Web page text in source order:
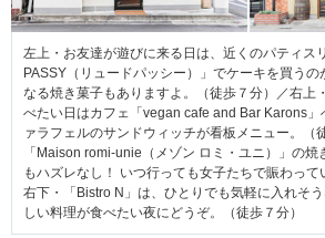
左上・お友達が遊びに来る日は、近くのパティス
PASSY（リュードパッシー）」でケーキを買う
なる焼き菓子もありますよ。（徒歩７分）／右上
べたい日はカフェ「vegan cafe and Bar Karons」
ァラフェルのサンドウィッチが看板メニュー。（
「Maison romi-unie（メゾン ロミ・ユニ）」の焼
もハズレなし！ いつ行っても女子たちで賑わって
右下・「Bistro N」は、ひとりでも気軽に入れそ
しい料理が食べたい夜にどうぞ。（徒歩７分）